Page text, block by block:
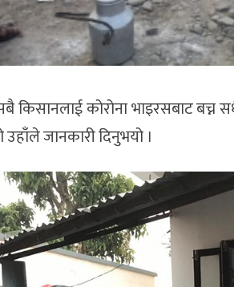
किसानलाई कोरोना भाइरसबाट
जानकारी दिनुभयो ।